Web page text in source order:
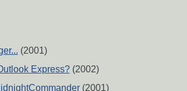
(2001)
Express?(2002)
(2001)